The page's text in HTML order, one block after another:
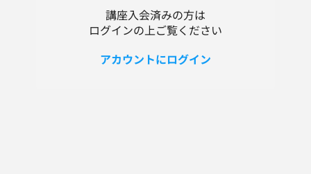
講座入会済みの方は
ログインの上ご覧ください
アカウントにログイン